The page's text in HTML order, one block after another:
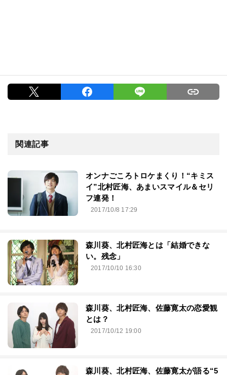
関連記事
オンナごころトロケまくり！“キミス
イ”北村匠海、あまいスマイル＆セリ
フ連発！
2017/10/8 17:29
森川葵、北村匠海とは「結婚できな
い。残念」
2017/10/10 16:30
森川葵、北村匠海、佐藤寛太の恋愛観
とは？
2017/10/12 19:00
森川葵、北村匠海、佐藤寛太が語る“5